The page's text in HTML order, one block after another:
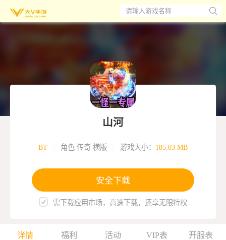
请输入游戏名称
山河
BT 角色 传奇 横版 游戏大小： 185.03 MB
安全下载
需下载应用市场，高速下载，还享无限特权
详情 福利 活动 VIP表 开服表